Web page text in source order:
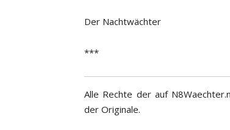
Der Nachtwächter
***
Alle Rechte der auf
der Originale.